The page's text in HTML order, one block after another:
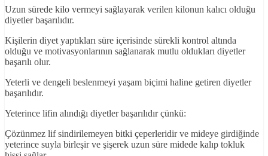
Uzun sürede kilo vermeyi sağlayarak verilen kilonun kalıcı olduğu
diyetler başarılıdır.
Kişilerin diyet yaptıkları süre içerisinde sürekli kontrol altında
olduğu ve motivasyonlarının sağlanarak mutlu oldukları diyetler
başarılı olur.
Yeterli ve dengeli beslenmeyi yaşam biçimi haline getiren diyetler
başarılıdır.
Yeterince lifin alındığı diyetler başarılıdır çünkü:
Çözünmez lif sindirilemeyen bitki çeperleridir ve mideye girdiğinde
yeterince suyla birleşir ve şişerek uzun süre midede kalıp tokluk